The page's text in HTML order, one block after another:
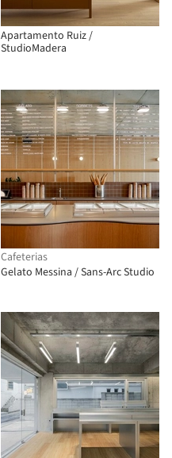
Apartamento Ruiz /
StudioMadera
Cafeterias
Gelato Messina / Sans-Arc Studio